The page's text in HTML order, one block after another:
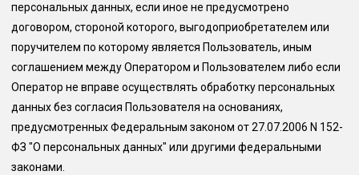
персональных данных, если иное не предусмотрено
договором, стороной которого, выгодоприобретателем или
поручителем по которому является Пользователь, иным
соглашением между Оператором и Пользователем либо если
Оператор не вправе осуществлять обработку персональных
данных без согласия Пользователя на основаниях,
предусмотренных Федеральным законом от 27.07.2006 N 152-
ФЗ "О персональных данных" или другими федеральными
законами.